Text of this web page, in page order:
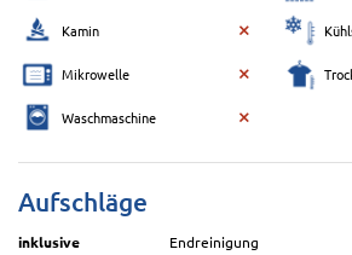
Kamin
Mikrowelle
Waschmaschine
Aufschläge
inklusive
Endreinigung